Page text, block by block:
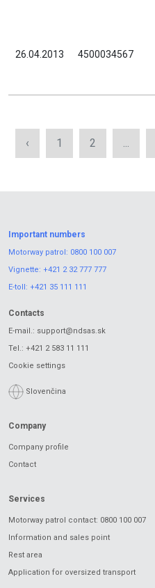
26.04.2013 4500034567
‹ 1 2 ...
Important numbers
Motorway patrol: 0800 100 007
Vignette: +421 2 32 777 777
E-toll: +421 35 111 111
Contacts
E-mail.: support@ndsas.sk
Tel.: +421 2 583 11 111
Cookie settings
Slovenčina
Company
Company profile
Contact
Services
Motorway patrol contact: 0800 100 007
Information and sales point
Rest area
Application for oversized transport